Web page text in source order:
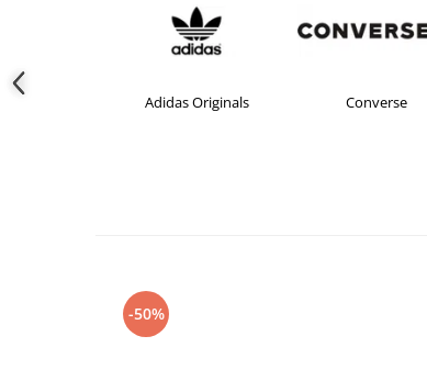
Adidas Originals Converse
-50%